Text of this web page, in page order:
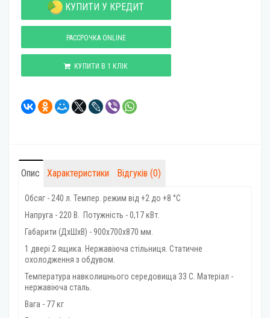
КУПИТИ У КРЕДИТ
РАССРОЧКА ONLINE
КУПИТИ В 1 КЛІК
Опис Характеристики Відгуків (0)
Обсяг - 240 л. Темпер. режим від +2 до +8 °C
Напруга - 220 В. Потужність - 0,17 кВт.
Габарити (ДхШхВ) - 900x700x870 мм.
1 двері 2 ящика. Нержавіюча стільниця. Статичне
охолодження з обдувом.
Температура навколишнього середовища 33 С. Матеріал -
нержавіюча сталь.
Вага - 77 кг